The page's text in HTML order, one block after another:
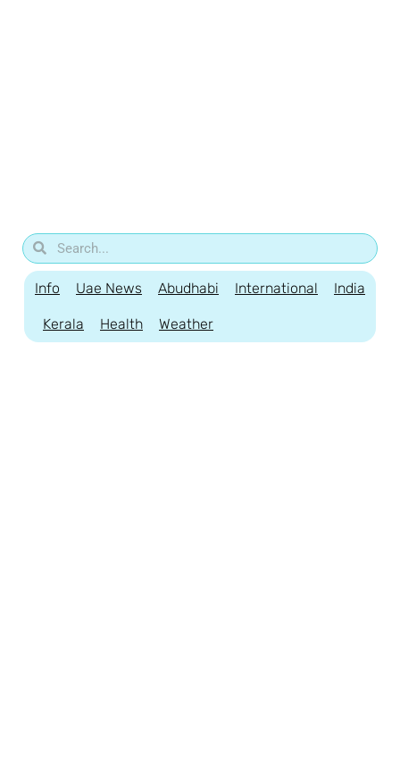
Info Uae News Abudhabi International India
Kerala Health Weather